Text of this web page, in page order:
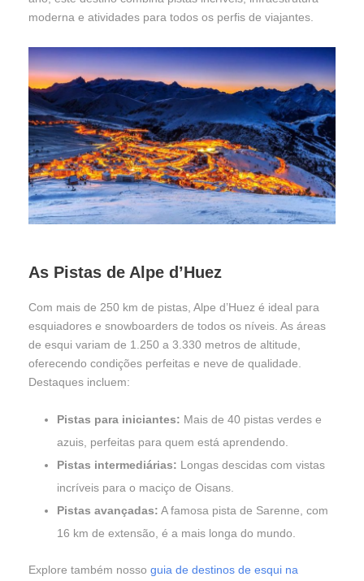
moderna e atividades para todos os perfis de viajantes.
As Pistas de Alpe d’Huez
Com mais de 250 km de pistas, Alpe d’Huez é ideal para
esquiadores e snowboarders de todos os níveis. As áreas
de esqui variam de 1.250 a 3.330 metros de altitude,
oferecendo condições perfeitas e neve de qualidade.
Destaques incluem:
Pistas para iniciantes: Mais de 40 pistas verdes e
azuis, perfeitas para quem está aprendendo.
Pistas intermediárias: Longas descidas com vistas
incríveis para o maciço de Oisans.
Pistas avançadas: A famosa pista de Sarenne, com
16 km de extensão, é a mais longa do mundo.
Explore também nosso guia de destinos de esqui na